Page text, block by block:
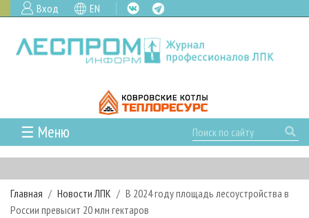
Вход EN
☰ Меню
ГЛАВНАЯ
РУБРИКИ И ТЕМЫ
РУБРИКИ ЖУРНАЛА
НОВОСТИ
Главная Новости ЛПК
В 2024 году площадь лесоустройства в
России превысит 20 млн гектаров